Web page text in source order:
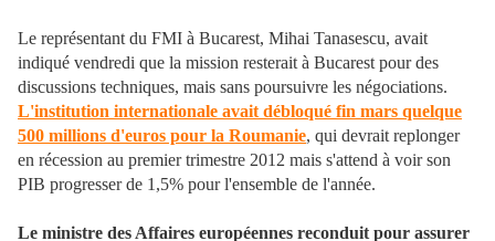
Le représentant du FMI à Bucarest, Mihai Tanasescu, avait
indiqué vendredi que la mission resterait à Bucarest pour des
discussions techniques, mais sans poursuivre les négociations.
L'institution internationale avait débloqué fin mars quelque
500 millions d'euros pour la Roumanie, qui devrait replonger
en récession au premier trimestre 2012 mais s'attend à voir son
PIB progresser de 1,5% pour l'ensemble de l'année.
Le ministre des Affaires européennes reconduit pour assurer